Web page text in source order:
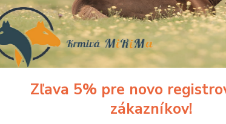
Kozmetika pre kone Starostlivosť o kožené výrobky
Leather therapy
Zľava 5% pre novo
zákazníkov!